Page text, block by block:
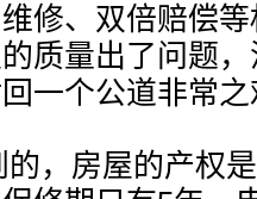
修、双倍赔偿
质量出了问题
一个公道非常
，房屋的产权